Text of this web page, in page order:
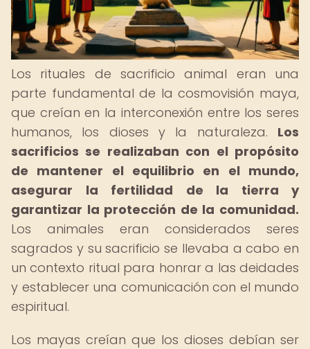
Los rituales de sacrificio animal eran una
parte fundamental de la cosmovisión maya,
que creían en la interconexión entre los seres
humanos, los dioses y la naturaleza. Los
sacrificios se realizaban con el propósito
de mantener el equilibrio en el mundo,
asegurar la fertilidad de la tierra y
garantizar la protección de la comunidad.
Los animales eran considerados seres
sagrados y su sacrificio se llevaba a cabo en
un contexto ritual para honrar a las deidades
y establecer una comunicación con el mundo
espiritual.
Los mayas creían que los dioses debían ser